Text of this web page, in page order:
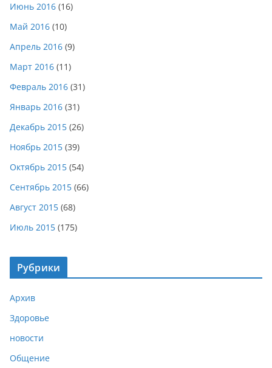
Июнь 2016 (16)
Май 2016 (10)
Апрель 2016 (9)
Март 2016 (11)
Февраль 2016 (31)
Январь 2016 (31)
Декабрь 2015 (26)
Ноябрь 2015 (39)
Октябрь 2015 (54)
Сентябрь 2015 (66)
Август 2015 (68)
Июль 2015 (175)
Рубрики
Архив
Здоровье
новости
Общение